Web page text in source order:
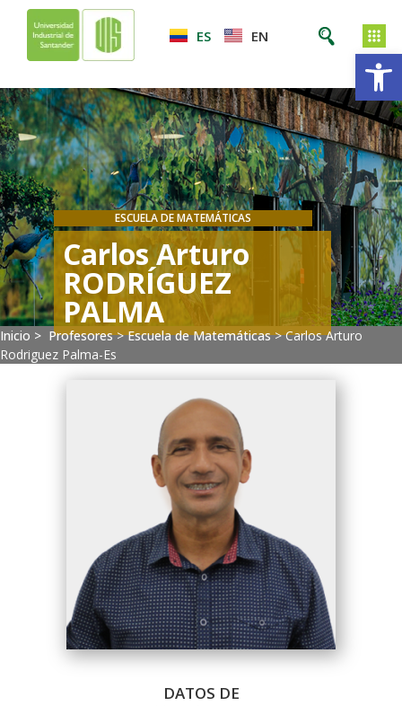
ES EN
Inicio > Profesores>Escuela de Matemáticas>Carlos Arturo
Rodriguez Palma-Es
ESCUELA DE MATEMÁTICAS
Carlos Arturo
RODRÍGUEZ
PALMA
DATOS DE